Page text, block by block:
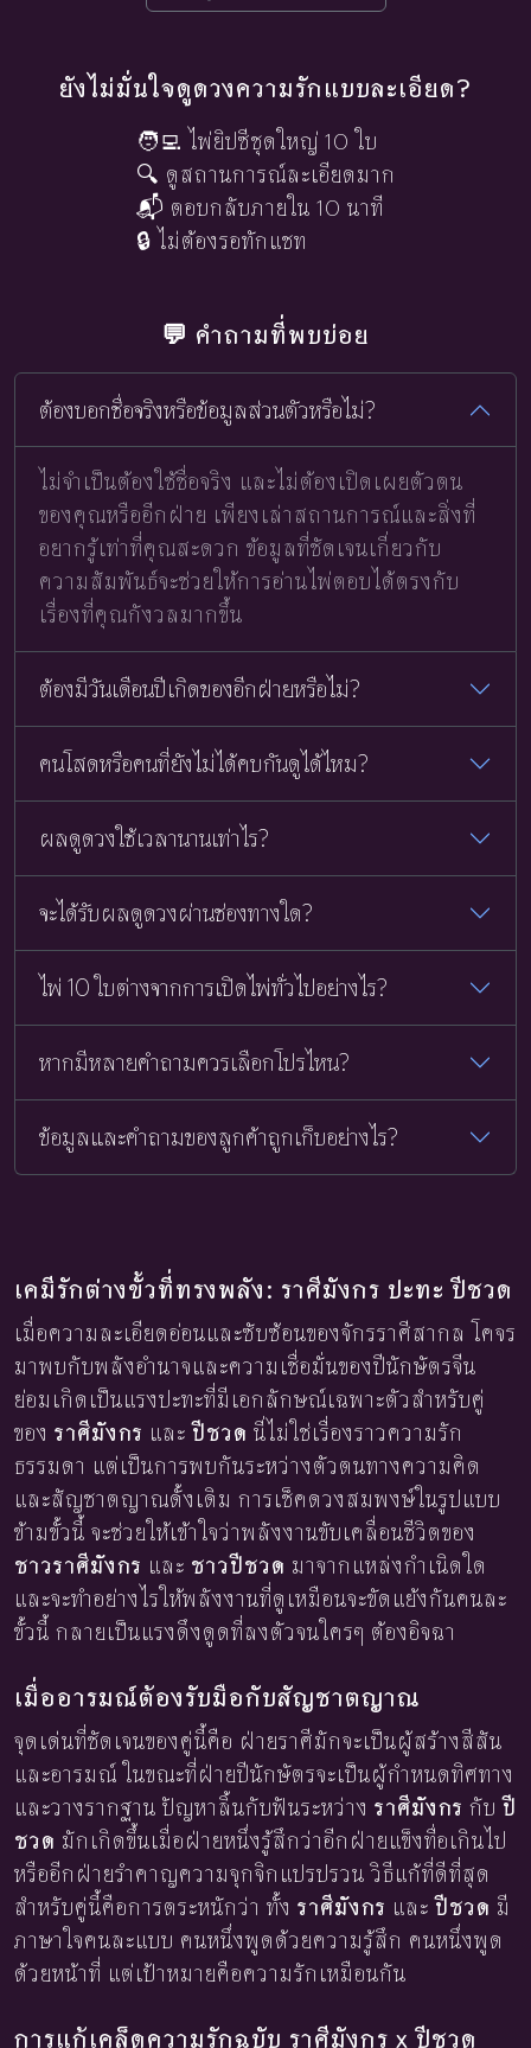
ยังไม่มั่นใจดูดวงความรักแบบละเอียด?
🧑‍💻 ไพ่ยิปซีชุดใหญ่ 10 ใบ
🔍 ดูสถานการณ์ละเอียดมาก
📬 ตอบกลับภายใน 10 นาที
🔒 ไม่ต้องรอทักแชท
💬 คำถามที่พบบ่อย
ต้องบอกชื่อจริงหรือข้อมูลส่วนตัวหรือไม่?
ไม่จำเป็นต้องใช้ชื่อจริง และไม่ต้องเปิดเผยตัวตน
ของคุณหรืออีกฝ่าย เพียงเล่าสถานการณ์และสิ่งที่
อยากรู้เท่าที่คุณสะดวก ข้อมูลที่ชัดเจนเกี่ยวกับ
ความสัมพันธ์จะช่วยให้การอ่านไพ่ตอบได้ตรงกับ
เรื่องที่คุณกังวลมากขึ้น
ต้องมีวันเดือนปีเกิดของอีกฝ่ายหรือไม่?
คนโสดหรือคนที่ยังไม่ได้คบกันดูได้ไหม?
ผลดูดวงใช้เวลานานเท่าไร?
จะได้รับผลดูดวงผ่านช่องทางใด?
ไพ่ 10 ใบต่างจากการเปิดไพ่ทั่วไปอย่างไร?
หากมีหลายคำถามควรเลือกโปรไหน?
ข้อมูลและคำถามของลูกค้าถูกเก็บอย่างไร?
เคมีรักต่างขั้วที่ทรงพลัง: ราศีมังกร ปะทะ ปีชวด
เมื่อความละเอียดอ่อนและซับซ้อนของจักรราศีสากล โคจร
มาพบกับพลังอำนาจและความเชื่อมั่นของปีนักษัตรจีน
ย่อมเกิดเป็นแรงปะทะที่มีเอกลักษณ์เฉพาะตัวสำหรับคู่
ของ ราศีมังกร และปีชวด นี่ไม่ใช่เรื่องราวความรัก
ธรรมดา แต่เป็นการพบกันระหว่างตัวตนทางความคิด
และสัญชาตญาณดั้งเดิม การเช็คดวงสมพงษ์ในรูปแบบ
ข้ามขั้วนี้ จะช่วยให้เข้าใจว่าพลังงานขับเคลื่อนชีวิตของ
ชาวราศีมังกร และ ชาวปีชวด มาจากแหล่งกำเนิดใด
และจะทำอย่างไรให้พลังงานที่ดูเหมือนจะขัดแย้งกันคนละ
ขั้วนี้ กลายเป็นแรงดึงดูดที่ลงตัวจนใครๆ ต้องอิจฉา
เมื่ออารมณ์ต้องรับมือกับสัญชาตญาณ
จุดเด่นที่ชัดเจนของคู่นี้คือ ฝ่ายราศีมักจะเป็นผู้สร้างสีสัน
และอารมณ์ ในขณะที่ฝ่ายปีนักษัตรจะเป็นผู้กำหนดทิศทาง
และวางรากฐาน ปัญหาลิ้นกับฟันระหว่าง ราศีมังกร กับปี
ชวด มักเกิดขึ้นเมื่อฝ่ายหนึ่งรู้สึกว่าอีกฝ่ายแข็งทื่อเกินไป
หรืออีกฝ่ายรำคาญความจุกจิกแปรปรวน วิธีแก้ที่ดีที่สุด
สำหรับคู่นี้คือการตระหนักว่า ทั้ง ราศีมังกร และปีชวด มี
ภาษาใจคนละแบบ คนหนึ่งพูดด้วยความรู้สึก คนหนึ่งพูด
ด้วยหน้าที่ แต่เป้าหมายคือความรักเหมือนกัน
การแก้เคล็ดความรักฉบับ ราศีมังกร x ปีชวด